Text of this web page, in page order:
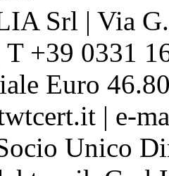
Srl | Via
+39 0331
Euro
| e-
Unico